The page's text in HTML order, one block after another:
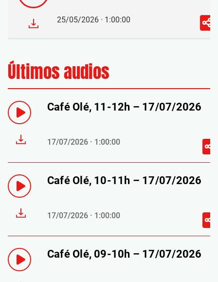
25/05/2026 · 1:00:00
Últimos audios
Café Olé, 11-12h – 17/07/2026
17/07/2026 · 1:00:00
Café Olé, 10-11h – 17/07/2026
17/07/2026 · 1:00:00
Café Olé, 09-10h – 17/07/2026